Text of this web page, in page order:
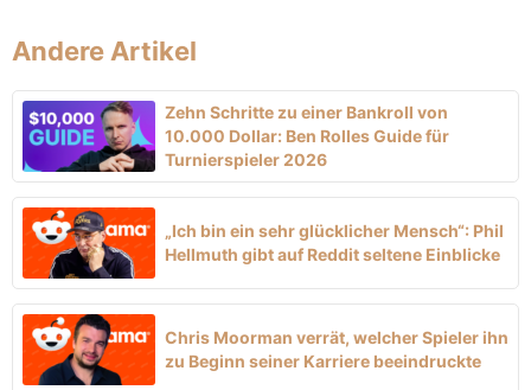
Andere Artikel
Zehn Schritte zu einer Bankroll von
10.000 Dollar: Ben Rolles Guide für
Turnierspieler 2026
„Ich bin ein sehr glücklicher Mensch“: Phil
Hellmuth gibt auf Reddit seltene Einblicke
Chris Moorman verrät, welcher Spieler ihn
zu Beginn seiner Karriere beeindruckte